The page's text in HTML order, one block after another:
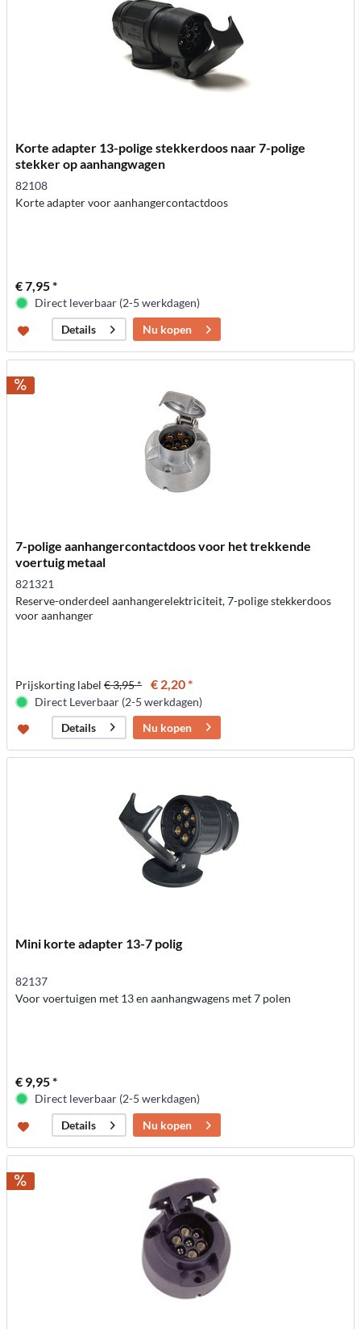
Korte adapter 13-polige stekkerdoos naar 7-polige
stekker op aanhangwagen
82108
Korte adapter voor aanhangercontactdoos
€ 7,95 *
Direct leverbaar (2-5 werkdagen)
Details
Nu kopen
7-polige aanhangercontactdoos voor het trekkende
voertuig metaal
821321
Reserve-onderdeel aanhangerelektriciteit, 7-polige stekkerdoos
voor aanhanger
Prijskorting label€ 3,95 * € 2,20 *
Direct Leverbaar (2-5 werkdagen)
Details
Nu kopen
Mini korte adapter 13-7 polig
82137
Voor voertuigen met 13 en aanhangwagens met 7 polen
€ 9,95 *
Direct leverbaar (2-5 werkdagen)
Details
Nu kopen